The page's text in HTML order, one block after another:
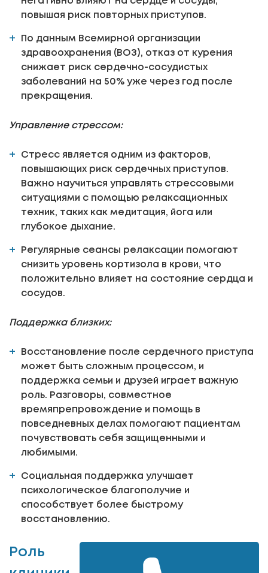
повышая риск повторных приступов.
По данным Всемирной организации
здравоохранения (ВОЗ), отказ от курения
снижает риск сердечно-сосудистых
заболеваний на 50% уже через год после
прекращения.
Управление стрессом:
Стресс является одним из факторов,
повышающих риск сердечных приступов.
Важно научиться управлять стрессовыми
ситуациями с помощью релаксационных
техник, таких как медитация, йога или
глубокое дыхание.
Регулярные сеансы релаксации помогают
снизить уровень кортизола в крови, что
положительно влияет на состояние сердца и
сосудов.
Поддержка близких:
Восстановление после сердечного приступа
может быть сложным процессом, и
поддержка семьи и друзей играет важную
роль. Разговоры, совместное
времяпрепровождение и помощь в
повседневных делах помогают пациентам
почувствовать себя защищенными и
любимыми.
Социальная поддержка улучшает
психологическое благополучие и
способствует более быстрому
восстановлению.
Роль